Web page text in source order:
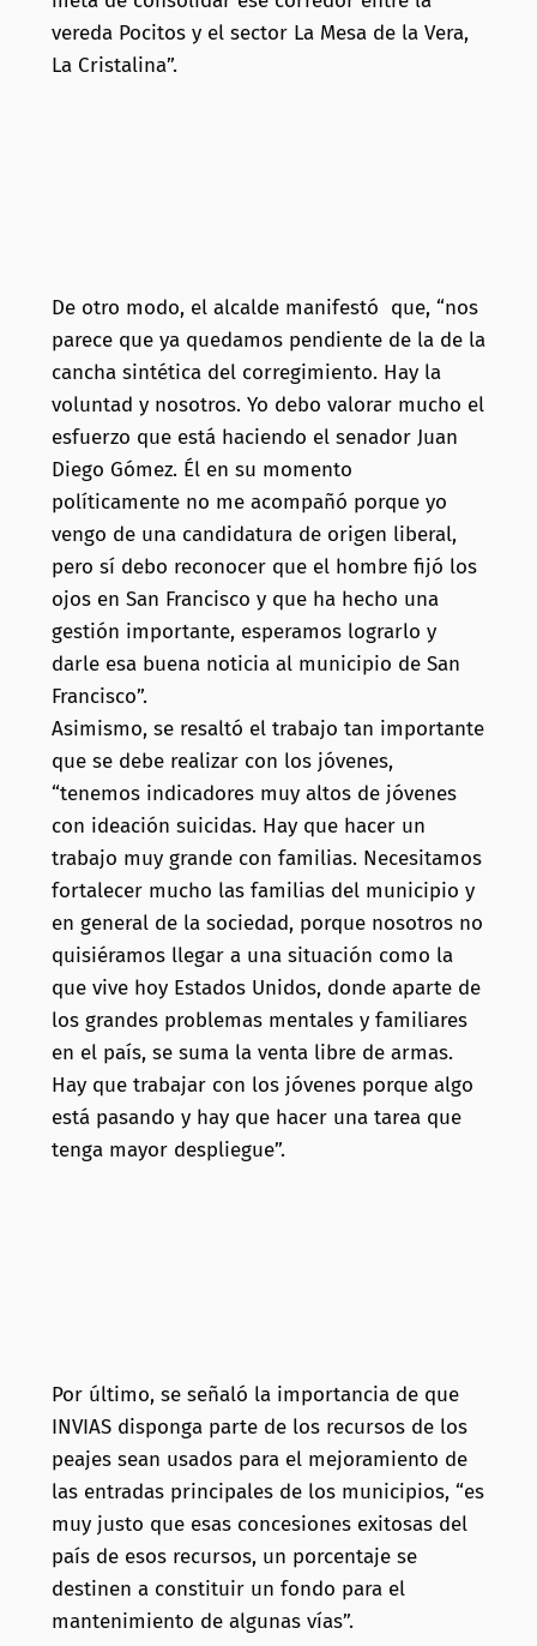
vereda Pocitos y el sector La Mesa de la Vera,
La Cristalina”.
De otro modo, el alcalde manifestó que, “nos
parece que ya quedamos pendiente de la de la
cancha sintética del corregimiento. Hay la
voluntad y nosotros. Yo debo valorar mucho el
esfuerzo que está haciendo el senador Juan
Diego Gómez. Él en su momento
políticamente no me acompañó porque yo
vengo de una candidatura de origen liberal,
pero sí debo reconocer que el hombre fijó los
ojos en San Francisco y que ha hecho una
gestión importante, esperamos lograrlo y
darle esa buena noticia al municipio de San
Francisco”.
Asimismo, se resaltó el trabajo tan importante
que se debe realizar con los jóvenes,
“tenemos indicadores muy altos de jóvenes
con ideación suicidas. Hay que hacer un
trabajo muy grande con familias. Necesitamos
fortalecer mucho las familias del municipio y
en general de la sociedad, porque nosotros no
quisiéramos llegar a una situación como la
que vive hoy Estados Unidos, donde aparte de
los grandes problemas mentales y familiares
en el país, se suma la venta libre de armas.
Hay que trabajar con los jóvenes porque algo
está pasando y hay que hacer una tarea que
tenga mayor despliegue”.
Por último, se señaló la importancia de que
INVIAS disponga parte de los recursos de los
peajes sean usados para el mejoramiento de
las entradas principales de los municipios, “es
muy justo que esas concesiones exitosas del
país de esos recursos, un porcentaje se
destinen a constituir un fondo para el
mantenimiento de algunas vías”.